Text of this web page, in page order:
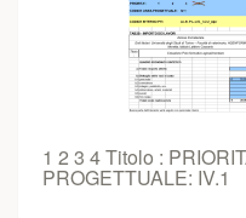
1 2 3 4 Titolo :
PROGETTUALE: IV.1